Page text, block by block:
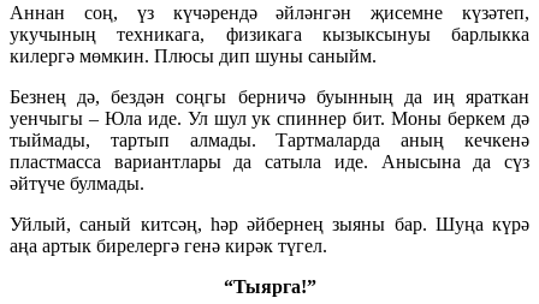
Аннан соң, үз күчәрендә әйләнгән җисемне күзәтеп,
укучының техникага, физикага кызыксынуы барлыкка
килергә мөмкин. Плюсы дип шуны саныйм.
Безнең дә, бездән соңгы берничә буынның да иң яраткан
уенчыгы – Юла иде. Ул шул ук спиннер бит. Моны беркем дә
тыймады, тартып алмады. Тартмаларда аның кечкенә
пластмасса вариантлары да сатыла иде. Анысына да сүз
әйтүче булмады.
Уйлый, саный китсәң, һәр әйбернең зыяны бар. Шуңа күрә
аңа артык бирелергә генә кирәк түгел.
“Тыярга!”